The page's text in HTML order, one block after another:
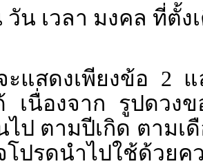
วัน เวลา มงคล ที่ตั้ง
ะแสดงเพียงข้อ 2
เนื่องจาก รูปดวง
ป ตามปีเกิด ตามเ
ปรดนำไปใช้ด้วยค